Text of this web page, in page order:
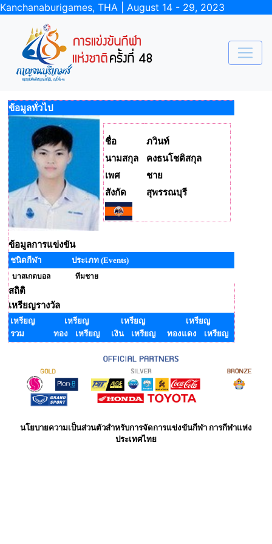
Kanchanaburigames, THA | August 14 - 29, 2023
ข้อมูลทั่วไป
ชื่อ
ภวินท์
นามสกุล
คงธนโชติสกุล
เพศ
ชาย
สังกัด
สุพรรณบุรี
ข้อมูลการแข่งขัน
ชนิดกีฬา ประเภท (Events)
บาสเกตบอล ทีมชาย
สถิติ
เหรียญรางวัล
เหรียญ
รวม
เหรียญ
ทอง เหรียญ
เหรียญ
เงิน เหรียญ
เหรียญ
ทองแดง เหรียญ
นโยบายความเป็นส่วนตัวสำหรับการจัดการแข่งขันกีฬา การกีฬาแห่ง
ประเทศไทย